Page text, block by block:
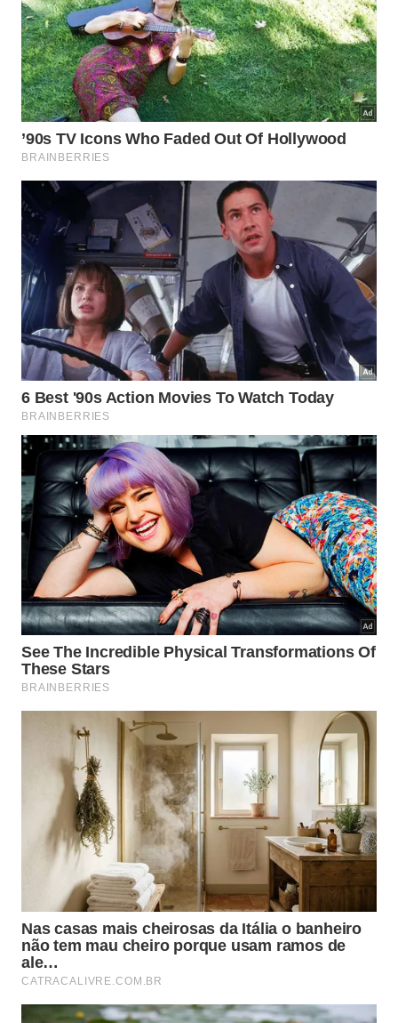
🍽️
Louça limpa em
sequência
A organização começa antes da
água
e enxágue tudo em sequência.
A torneira fica aberta por menos tempo e a
pia termina menos bagunçada.
Durante o ensaboamento, mantenha a torneira
fechada e organize os itens já lavados em uma área
separada. Só depois abra a água para enxaguar
tudo em fluxo contínuo, evitando interrupções e
gasto desnecessário
O passo a passo pode ser feito assim:
Raspe restos de comida antes de começar.